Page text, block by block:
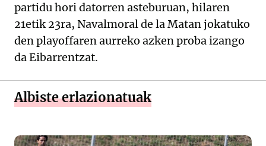
partidu hori datorren asteburuan, hilaren
21etik 23ra, Navalmoral de la Matan jokatuko
den playoffaren aurreko azken proba izango
da Eibarrentzat.
Albiste erlazionatuak